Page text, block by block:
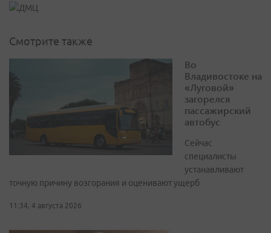
Смотрите также
Во
Владивостоке на
«Луговой»
загорелся
пассажирский
автобус
Сейчас
специалисты
устанавливают
точную причину возгорания и оценивают ущерб
11:34, 4 августа 2026